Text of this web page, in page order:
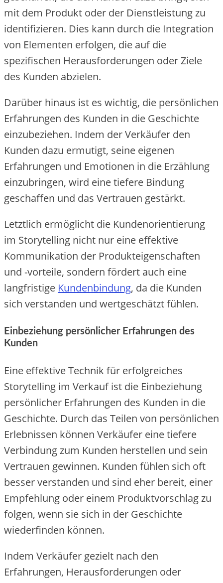
mit dem Produkt oder der Dienstleistung zu
identifizieren. Dies kann durch die Integration
von Elementen erfolgen, die auf die
spezifischen Herausforderungen oder Ziele
des Kunden abzielen.
Darüber hinaus ist es wichtig, die persönlichen
Erfahrungen des Kunden in die Geschichte
einzubeziehen. Indem der Verkäufer den
Kunden dazu ermutigt, seine eigenen
Erfahrungen und Emotionen in die Erzählung
einzubringen, wird eine tiefere Bindung
geschaffen und das Vertrauen gestärkt.
Letztlich ermöglicht die Kundenorientierung
im Storytelling nicht nur eine effektive
Kommunikation der Produkteigenschaften
und -vorteile, sondern fördert auch eine
langfristige Kundenbindung, da die Kunden
sich verstanden und wertgeschätzt fühlen.
Einbeziehung persönlicher Erfahrungen des
Kunden
Eine effektive Technik für erfolgreiches
Storytelling im Verkauf ist die Einbeziehung
persönlicher Erfahrungen des Kunden in die
Geschichte. Durch das Teilen von persönlichen
Erlebnissen können Verkäufer eine tiefere
Verbindung zum Kunden herstellen und sein
Vertrauen gewinnen. Kunden fühlen sich oft
besser verstanden und sind eher bereit, einer
Empfehlung oder einem Produktvorschlag zu
folgen, wenn sie sich in der Geschichte
wiederfinden können.
Indem Verkäufer gezielt nach den
Erfahrungen, Herausforderungen oder